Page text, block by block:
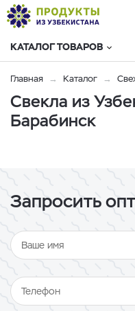
КАТАЛОГ ТОВАРОВ
Главная Каталог
Свекла из
Барабинск
Запросить